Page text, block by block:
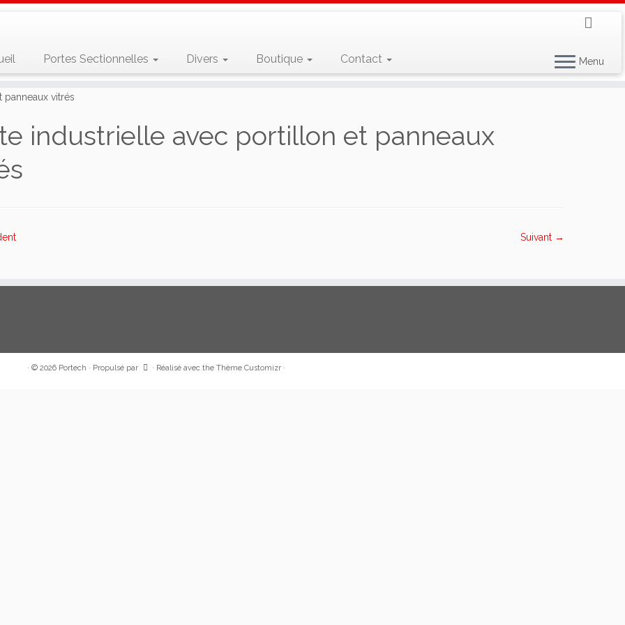
Menu
Portes Sectionnelles Divers Boutique Contact
vitrés
industrielle avec portillon et panneaux
Suivant →
· © 2026 Portech · Propulsé par · Réalisé avec the Thème Customizr ·